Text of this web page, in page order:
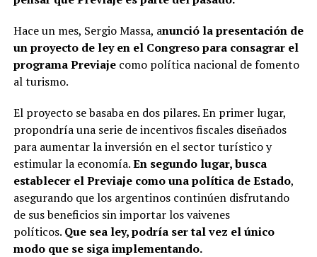
Hace un mes, Sergio Massa, anunció la presentación de
un proyecto de ley en el Congreso para consagrar el
programa Previajecomo política nacional de fomento
al turismo.
El proyecto se basaba en dos pilares. En primer lugar,
propondría una serie de incentivos fiscales diseñados
para aumentar la inversión en el sector turístico y
estimular la economía.En segundo lugar, busca
establecer el Previaje como una política de Estado,
asegurando que los argentinos continúen disfrutando
de sus beneficios sin importar los vaivenes
políticos. Que sea ley, podría ser tal vez el único
modo que se siga implementando.